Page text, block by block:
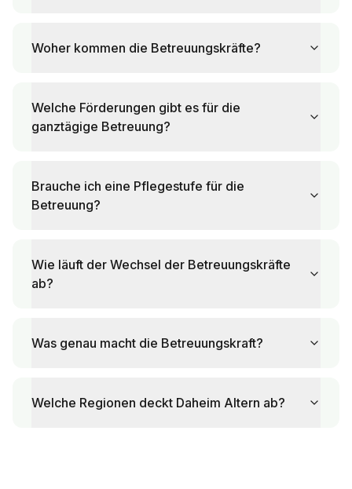
Woher kommen die Betreuungskräfte?
Welche Förderungen gibt es für die
ganztägige Betreuung?
Brauche ich eine Pflegestufe für die
Betreuung?
Wie läuft der Wechsel der Betreuungskräfte
ab?
Was genau macht die Betreuungskraft?
Welche Regionen deckt Daheim Altern ab?